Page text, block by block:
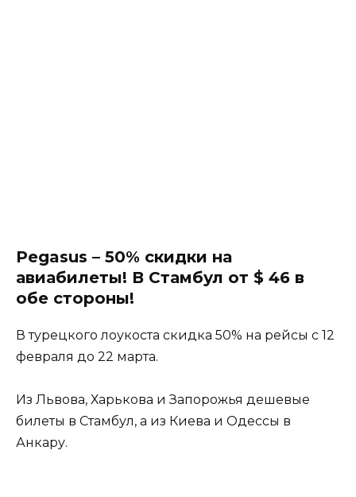
Pegasus – 50% скидки на
авиабилеты! В Стамбул от $ 46 в
обе стороны!
В турецкого лоукоста скидка 50% на рейсы с 12
февраля до 22 марта.
Из Львова, Харькова и Запорожья дешевые
билеты в Стамбул, а из Киева и Одессы в
Анкару.